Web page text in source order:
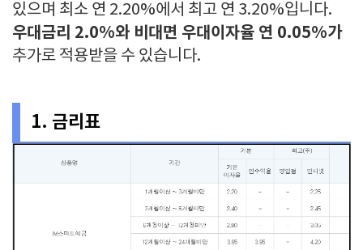
있으며 최소 연 2.20%에서 최고 연 3.20%입니다.
우대금리 2.0%와 비대면 우대이자율 연 0.05%가
추가로 적용받을 수 있습니다.
1. 금리표